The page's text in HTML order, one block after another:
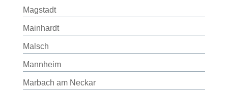
Magstadt
Mainhardt
Malsch
Mannheim
Marbach am Neckar